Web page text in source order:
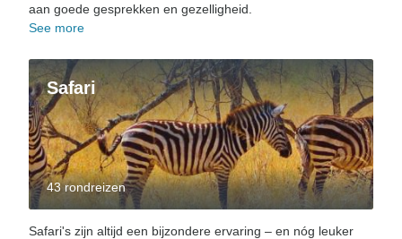
aan goede gesprekken en gezelligheid.
See more
Safari
43 rondreizen
Safari's zijn altijd een bijzondere ervaring – en nóg leuker